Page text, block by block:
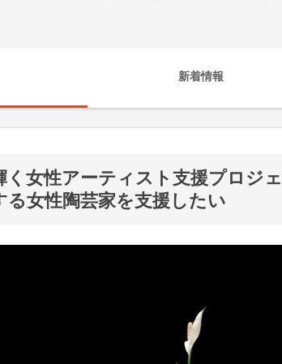
新着情報
く女性アーティスト支援プロ
る女性陶芸家を支援したい